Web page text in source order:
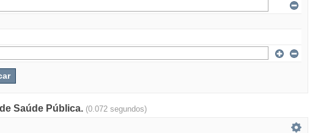
Saúde Pública. (0.072 segundos)